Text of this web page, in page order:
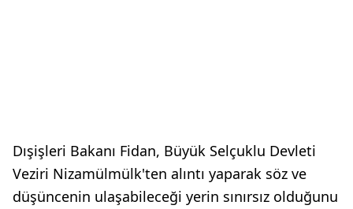
Dışişleri Bakanı Fidan, Büyük Selçuklu Devleti
Veziri Nizamülmülk'ten alıntı yaparak söz ve
düşüncenin ulaşabileceği yerin sınırsız olduğunu